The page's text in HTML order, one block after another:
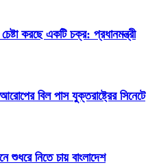
করছে একটি চক্র: প্রধানমন্ত্রী
বিল পাস যুক্তরাষ্ট্রের সিনেটে
শুধরে নিতে চায় বাংলাদেশ